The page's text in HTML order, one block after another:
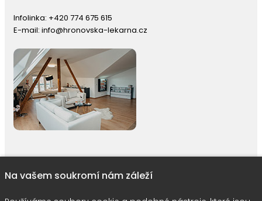
Infolinka: +420 774 675 615
E-mail: info@hronovska-lekarna.cz
© 2026 |E-shop JEDNIČKY|Marketing
Na vašem soukromí nám záleží